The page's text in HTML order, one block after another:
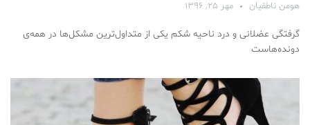
هومن ناطقیان مهر ۲۵, ۱۳۹۶
گرفتگی عضلانی و درد ناحیه شکم یکی از متداول‌ترین مشکل‌ها در همه‌ی
دونده‌‌هاست